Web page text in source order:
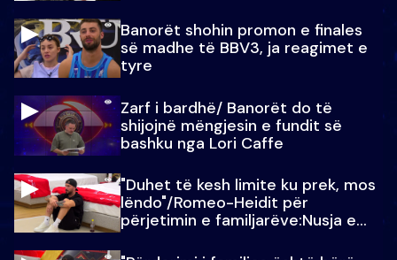
Banorët shohin promon e finales
së madhe të BBV3, ja reagimet e
tyre
Zarf i bardhë/ Banorët do të
shijojnë mëngjesin e fundit së
bashku nga Lori Caffe
"Duhet të kesh limite ku prek, mos
lëndo"/Romeo-Heidit për
përjetimin e familjarëve:Nusja e